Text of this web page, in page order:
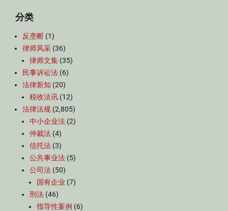
分类
反垄断 (1)
律师风采 (36)
律师文集 (35)
民事诉讼法 (6)
法律新知 (20)
税收法讯 (12)
法律法规 (2,805)
中小企业法 (2)
仲裁法 (4)
信托法 (3)
公共事业法 (5)
公司法 (50)
国有企业 (7)
刑法 (46)
指导性案例 (6)